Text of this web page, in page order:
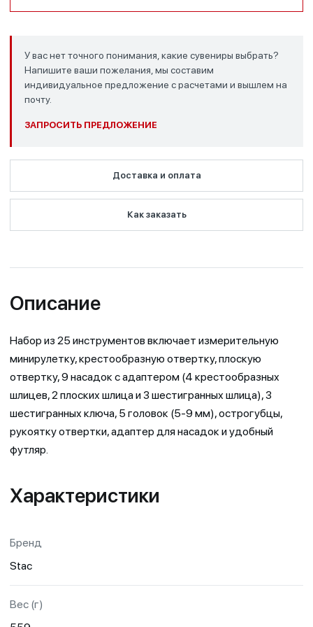
У вас нет точного понимания, какие сувениры выбрать?
Напишите ваши пожелания, мы составим
индивидуальное предложение с расчетами и вышлем на
почту.
ЗАПРОСИТЬ ПРЕДЛОЖЕНИЕ
Доставка и оплата
Как заказать
Описание
Набор из 25 инструментов включает измерительную
минирулетку, крестообразную отвертку, плоскую
отвертку, 9 насадок с адаптером (4 крестообразных
шлицев, 2 плоских шлица и 3 шестигранных шлица), 3
шестигранных ключа, 5 головок (5-9 мм), острогубцы,
рукоятку отвертки, адаптер для насадок и удобный
футляр.
Характеристики
Бренд
Stac
Вес (г)